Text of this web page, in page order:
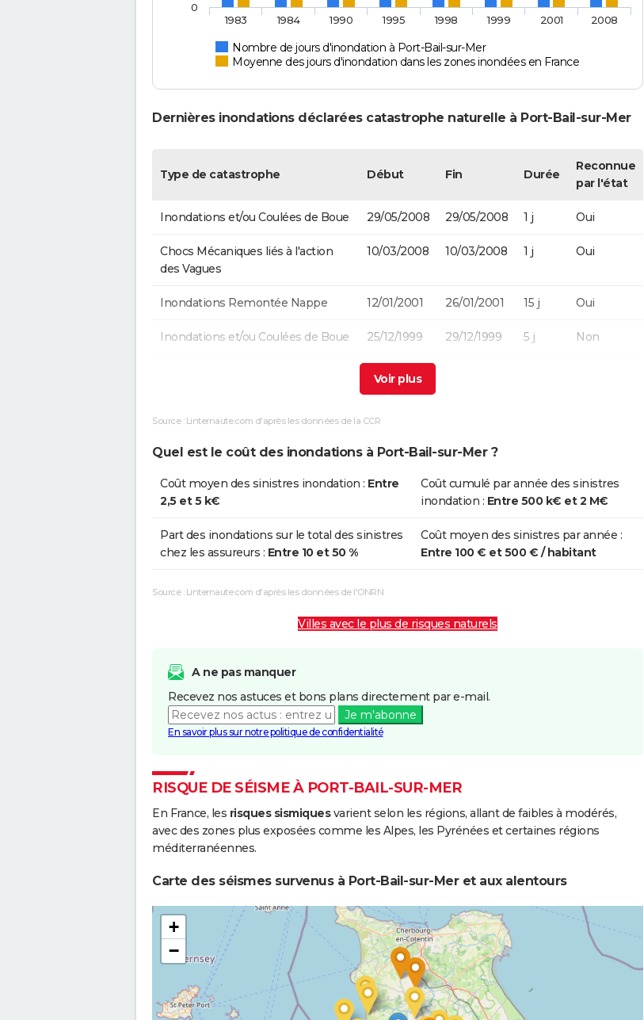
Nombre de jours d'inondation à Port-Bail-sur-Mer
Moyenne des jours d'inondation dans les zones inondées en France
1983 1984 1990 1995 1998 1999 2001 2008
0
Dernières inondations déclarées catastrophe naturelle à Port-Bail-sur-Mer
Type de catastrophe Début Fin Durée
Reconnue
par l'état
Inondations et/ou Coulées de Boue 29/05/2008 29/05/2008 1 j Oui
Chocs Mécaniques liés à l'action
des Vagues
10/03/2008 10/03/2008 1 j Oui
Inondations Remontée Nappe 12/01/2001 26/01/2001 15 j Oui
Inondations et/ou Coulées de Boue 25/12/1999 29/12/1999 5 j Non
01/01/1998
des Vagues
Inondations et/ou Coulées de Boue 04/06/1983 06/06/1983 3 j Oui
Source : Linternaute.com d'après les données de la CCR
Quel est le coût des inondations à Port-Bail-sur-Mer ?
Coût moyen des sinistres inondation : Entre
2,5 et 5 k€
Coût cumulé par année des sinistres
inondation : Entre 500 k€ et 2 M€
Part des inondations sur le total des sinistres
chez les assureurs : Entre 10 et 50 %
Coût moyen des sinistres par année :
Entre 100 € et 500 € / habitant
Source : Linternaute.com d'après les données de l'ONRN
Villes avec le plus de risques naturels
A ne pas manquer
Recevez nos astuces et bons plans directement par e-mail.
Je m'abonne
En savoir plus sur notre politique de confidentialité
RISQUE DE SÉISME À PORT-BAIL-SUR-MER
En France, les risques sismiquesvarient selon les régions, allant de faibles à modérés,
avec des zones plus exposées comme les Alpes, les Pyrénées et certaines régions
méditerranéennes.
Carte des séismes survenus à Port-Bail-sur-Mer et aux alentours
+
−